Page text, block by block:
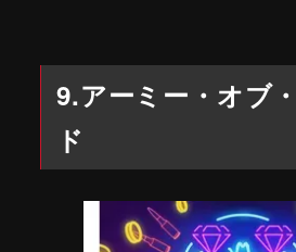
9.アーミー・オブ
ド